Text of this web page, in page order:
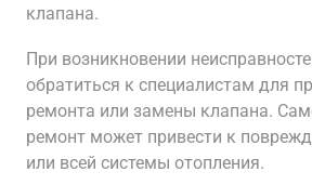
клапана.
При возникновении
обратиться к специалистам для
ремонта или замены клапана.
ремонт может привести к
или всей системы отопления.